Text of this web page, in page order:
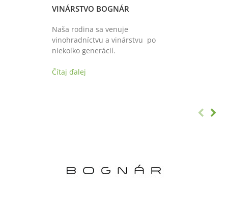
VINÁRSTVO BOGNÁR
Naša rodina sa venuje
vinohradníctvu a vinárstvu po
niekoľko generácií.
Čítaj ďalej